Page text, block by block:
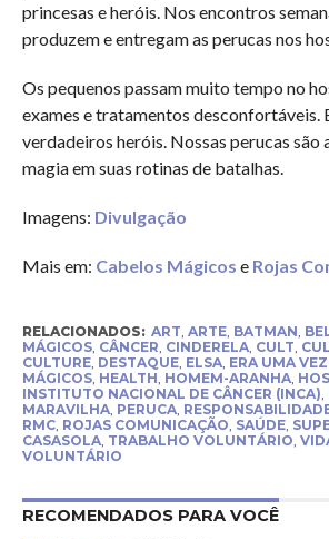
princesas e heróis. Nos encontros
produzem e entregam as perucas nos
Os pequenos passam muito tempo no
exames e tratamentos desconfortáveis.
verdadeiros heróis. Nossas perucas são
magia em suas rotinas de batalhas.
Imagens: Divulgação
Mais em: Cabelos Mágicos e Rojas
RELACIONADOS: ART, ARTE, BATMAN,
MÁGICOS, CÂNCER, CINDERELA, CULT,
CULTURE, DESTAQUE, ELSA, ERA UMA
MÁGICOS, HEALTH, HOMEM-ARANHA,
INSTITUTO NACIONAL DE CÂNCER (INCA),
MARAVILHA, PERUCA,
RMC, ROJAS COMUNICAÇÃO, SAÚDE,
CASASOLA, TRABALHO VOLUNTÁRIO,
VOLUNTÁRIO
RECOMENDADOS PARA VOCÊ